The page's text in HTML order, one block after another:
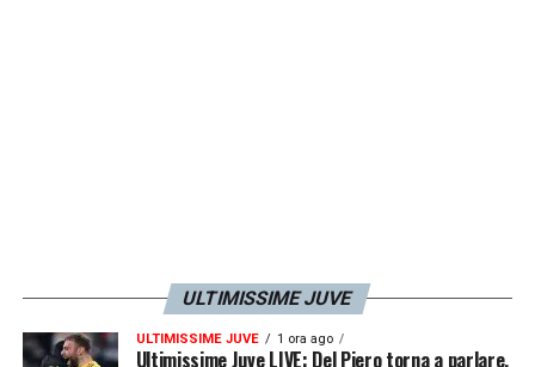
5′ OCCASIONISSIMA JUVE! – Bianconeri
vicinissimi al gol del vantaggio al
ULTIMISSIME JUVE
ULTIMISSIME JUVE 1 ora ago
Ultimissime Juve LIVE: Del Piero torna a parlare,